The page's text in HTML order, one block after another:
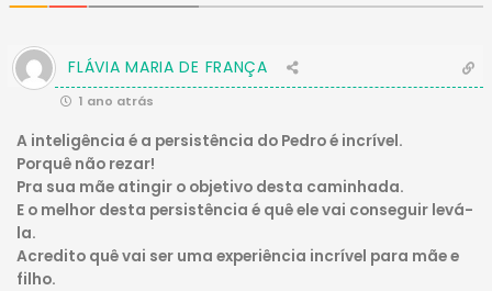
FLÁVIA MARIA DE FRANÇA
1 ano atrás
A inteligência é a persistência do Pedro é incrível.
Porquê não rezar!
Pra sua mãe atingir o objetivo desta caminhada.
E o melhor desta persistência é quê ele vai conseguir levá-
la.
Acredito quê vai ser uma experiência incrível para mãe e
filho.